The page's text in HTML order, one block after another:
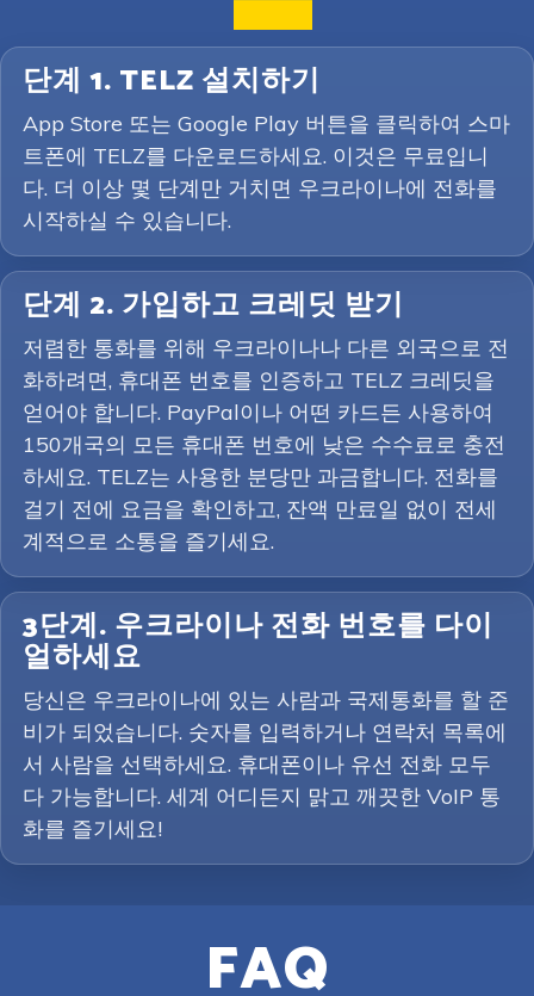
단계 1. TELZ 설치하기
App Store 또는 Google Play 버튼을 클릭하여 스마
트폰에 TELZ를 다운로드하세요. 이것은 무료입니
다. 더 이상 몇 단계만 거치면 우크라이나에 전화를
시작하실 수 있습니다.
단계 2. 가입하고 크레딧 받기
저렴한 통화를 위해 우크라이나나 다른 외국으로 전
화하려면, 휴대폰 번호를 인증하고 TELZ 크레딧을
얻어야 합니다. PayPal이나 어떤 카드든 사용하여
150개국의 모든 휴대폰 번호에 낮은 수수료로 충전
하세요. TELZ는 사용한 분당만 과금합니다. 전화를
걸기 전에 요금을 확인하고, 잔액 만료일 없이 전세
계적으로 소통을 즐기세요.
3단계. 우크라이나 전화 번호를 다이
얼하세요
당신은 우크라이나에 있는 사람과 국제통화를 할 준
비가 되었습니다. 숫자를 입력하거나 연락처 목록에
서 사람을 선택하세요. 휴대폰이나 유선 전화 모두
다 가능합니다. 세계 어디든지 맑고 깨끗한 VoIP 통
화를 즐기세요!
FAQ